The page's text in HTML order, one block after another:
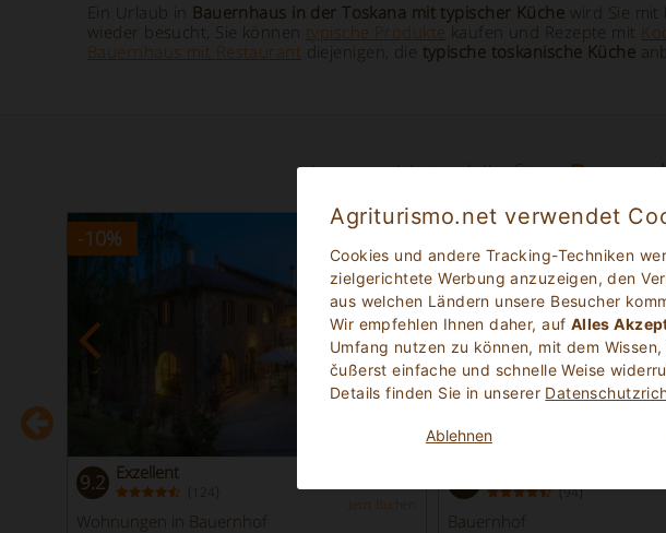
Agriturismo.net verwendet
Cookies und andere Tracking-Techniken
zielgerichtete Werbung anzuzeigen, den
aus welchen Ländern unsere Besucher
Wir empfehlen Ihnen daher, auf Alles
Umfang nutzen zu können, mit dem
čußerst einfache und schnelle Weise
Details finden Sie in unserer
Ablehnen
Ein Urlaub in Bauernhaus in der Toskana mit typischer Küche wird Sie
wieder besucht, Sie können typische Produkte kaufen und Rezepte mit
Bauernhaus mit Restaurant diejenigen, die typische toskanische Küche
Unsere Unterkünfte-
-10%
9.2 Exzellent
( 124 )
Jetzt Buchen
Wohnungen in Bauernhof
(94)
Bauernhof